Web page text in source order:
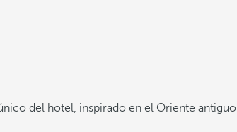
del hotel, inspirado en el Oriente antiguo